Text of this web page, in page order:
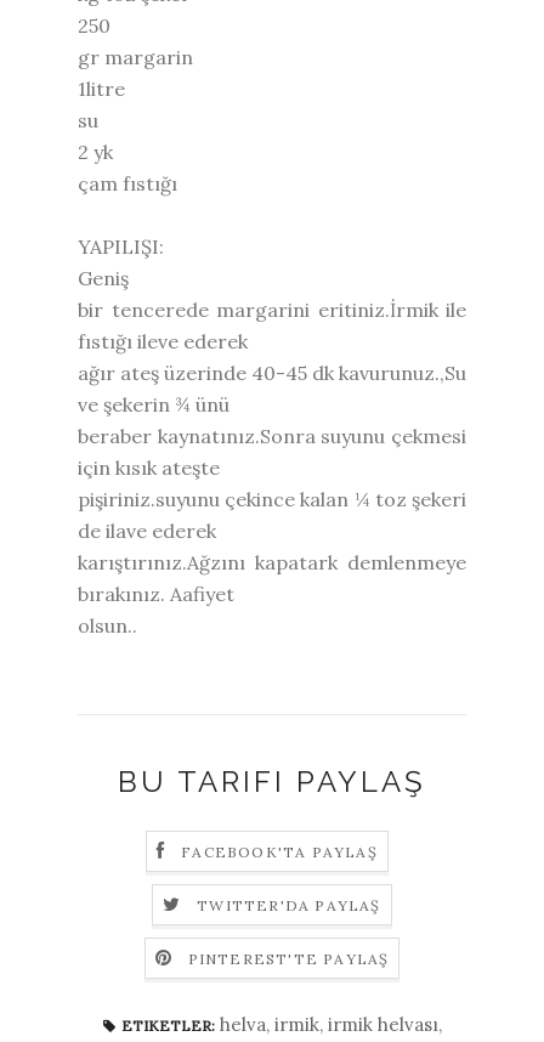
250
gr margarin
1litre
su
2 yk
çam fıstığı
YAPILIŞI:
Geniş
bir tencerede margarini eritiniz.İrmik ile
fıstığı ileve ederek
ağır ateş üzerinde 40-45 dk kavurunuz.,Su
ve şekerin ¾ ünü
beraber kaynatınız.Sonra suyunu çekmesi
için kısık ateşte
pişiriniz.suyunu çekince kalan ¼ toz şekeri
de ilave ederek
karıştırınız.Ağzını kapatark demlenmeye
bırakınız. Aafiyet
olsun..
BU TARIFI PAYLAŞ
FACEBOOK'TA PAYLAŞ
TWITTER'DA PAYLAŞ
PINTEREST'TE PAYLAŞ
ETIKETLER: helva, irmik, irmik helvası,